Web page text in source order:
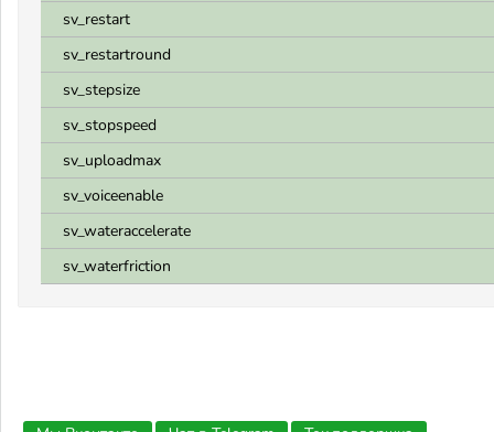
sv_restart
sv_restartround
sv_stepsize
sv_stopspeed
sv_uploadmax
sv_voiceenable
sv_wateraccelerate
sv_waterfriction